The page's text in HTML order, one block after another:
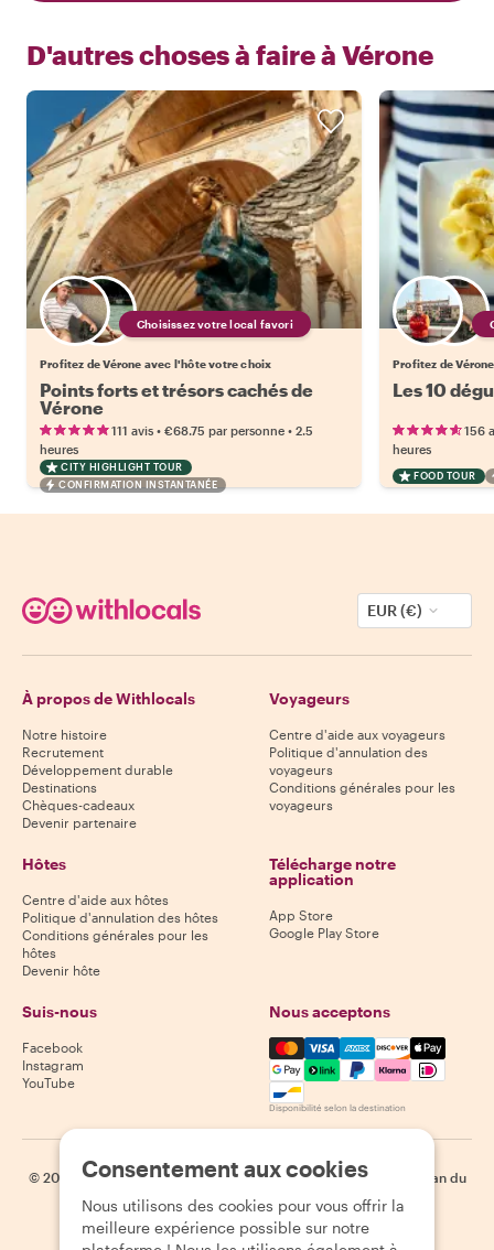
D'autres choses à faire à Vérone
Choisissez votre local favori
Profitez de Vérone avec l'hôte votre choix
Points forts et trésors cachés de
Vérone
111 avis • €68.75 par personne • 2.5
heures
CITY HIGHLIGHT TOUR
CONFIRMATION INSTANTANÉE
Profitez de
Les 10
156
heures
FOOD TOUR
EUR (€)
À propos de Withlocals
Notre histoire
Recrutement
Développement durable
Destinations
Chèques-cadeaux
Devenir partenaire
Voyageurs
Centre d'aide aux voyageurs
Politique d'annulation des
voyageurs
Conditions générales pour les
voyageurs
Hôtes
Centre d'aide aux hôtes
Politique d'annulation des hôtes
Conditions générales pour les
hôtes
Devenir hôte
Télécharge notre
application
App Store
Google Play Store
Suis-nous
Facebook
Instagram
YouTube
Nous acceptons
Mastercard, Visa, Amex,
Disponibilité selon la destination
© 2026 Withlocals.com | Politique de confidentialité | Cookies
Plan du
site
Consentement aux cookies
Nous utilisons des cookies pour vous offrir la
meilleure expérience possible sur notre